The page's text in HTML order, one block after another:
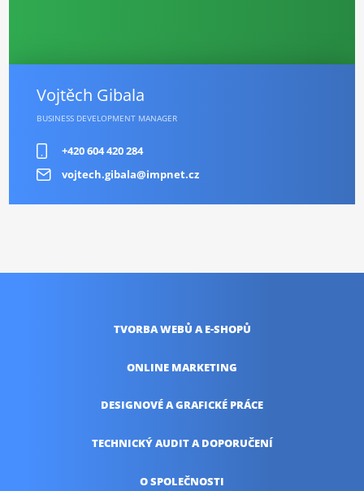
Vojtěch Gibala
BUSINESS DEVELOPMENT MANAGER
+420 604 420 284
vojtech.gibala@impnet.cz
TVORBA WEBŮ A E-SHOPŮ
ONLINE MARKETING
DESIGNOVÉ AGRAFICKÉ PRÁCE
TECHNICKÝ AUDITA DOPORUČENÍ
O SPOLEČNOSTI